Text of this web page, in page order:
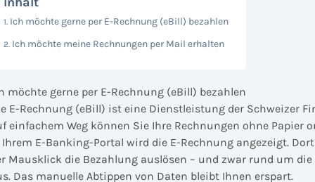
Ich möchte gerne per E-Rechnung (eBill) bezahlen
Ich möchte meine Rechnungen per Mail erhalten
möchte gerne per E-Rechnung (eBill) bezahlen
E-Rechnung (eBill) ist eine Dienstleistung der Schweizer
einfachem Weg können Sie Ihre Rechnungen ohne Papier
Ihrem E-Banking-Portal wird die E-Rechnung angezeigt.
Mausklick die Bezahlung auslösen – und zwar rund um
Das manuelle Abtippen von Daten bleibt Ihnen erspart.